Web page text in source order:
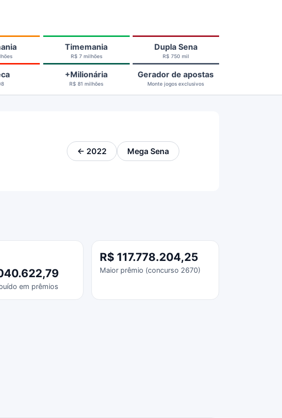
Timemania
R$ 7 milhões
Dupla Sena
R$ 750 mil
+Milionária
R$ 81 milhões
Gerador de apostas
Monte jogos exclusivos
← 2022 Mega Sena
em prêmios
R$ 117.778.204,25
Maior prêmio (concurso 2670)